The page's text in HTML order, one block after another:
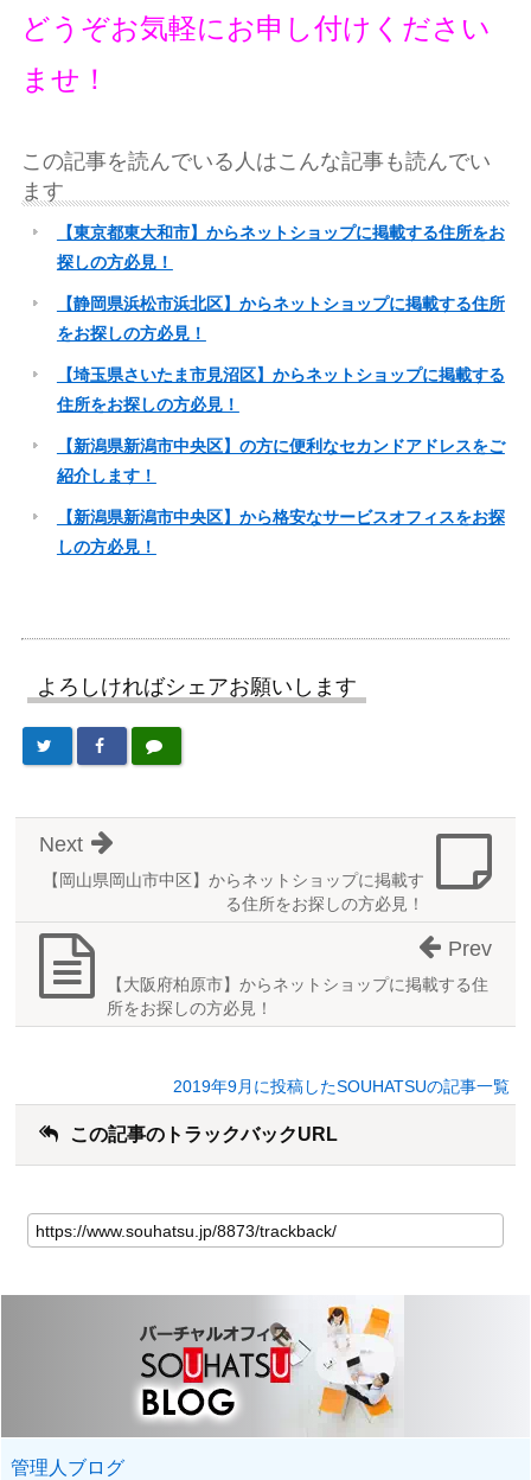
どうぞお気軽にお申し付けください
ませ！
この記事を読んでいる人はこんな記事も読んでい
ます
【東京都東大和市】からネットショップに掲載する住所をお
探しの方必見！
【静岡県浜松市浜北区】からネットショップに掲載する住所
をお探しの方必見！
【埼玉県さいたま市見沼区】からネットショップに掲載する
住所をお探しの方必見！
【新潟県新潟市中央区】の方に便利なセカンドアドレスをご
紹介します！
【新潟県新潟市中央区】から格安なサービスオフィスをお探
しの方必見！
よろしければシェアお願いします
【岡山県岡山市中区】からネットショップに掲載す
る住所をお探しの方必見！
Next
【大阪府柏原市】からネットショップに掲載する住
所をお探しの方必見！
Prev
2019年9月に投稿したSOUHATSUの記事一覧
この記事のトラックバックURL
管理人ブログ